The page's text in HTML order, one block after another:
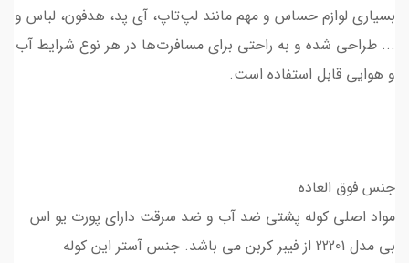
بسیاری لوازم حساس و مهم مانند لپ‌تاپ، آی پد، هدفون، لباس و
... طراحی شده و به راحتی برای مسافرت‌ها در هر نوع شرایط آب
و هوایی قابل استفاده است.
جنس فوق العاده
مواد اصلی کوله پشتی ضد آب و ضد سرقت دارای پورت یو اس
بی مدل 22201 از فیبر کربن می باشد. جنس آستر این کوله